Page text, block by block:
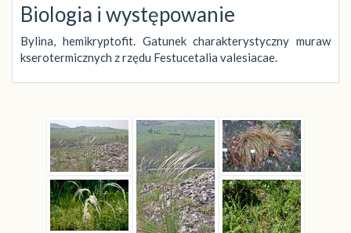
Biologia i występowanie
Bylina, hemikryptofit. Gatunek charakterystyczny muraw
kserotermicznych z rzędu Festucetalia valesiacae.